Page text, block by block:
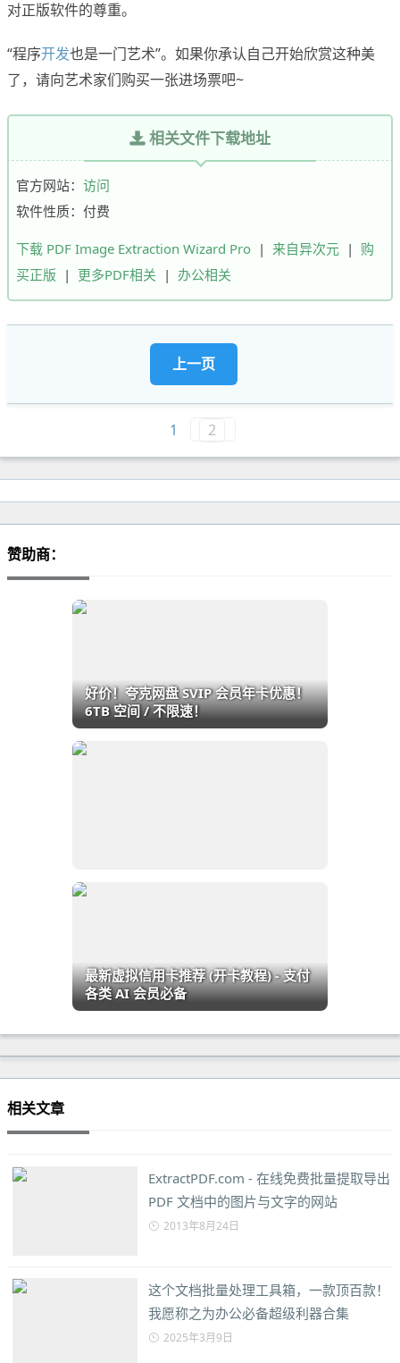
对正版软件的尊重。
“程序开发也是一门艺术”。如果你承认自己开始欣赏这种美
了，请向艺术家们购买一张进场票吧~
相关文件下载地址
官方网站： 访问
软件性质：付费
下载 PDF Image Extraction Wizard Pro | 来自异次元 | 购
买正版 | 更多PDF相关 | 办公相关
上一页
1 2
赞助商：
好价！夸克网盘 SVIP 会员年卡优惠！
6TB 空间 / 不限速！
最新虚拟信用卡推荐 (开卡教程) - 支付
各类 AI 会员必备
相关文章
ExtractPDF.com - 在线免费批量提取导出
PDF 文档中的图片与文字的网站
2013年8月24日
这个文档批量处理工具箱，一款顶百款！
我愿称之为办公必备超级利器合集
2025年3月9日